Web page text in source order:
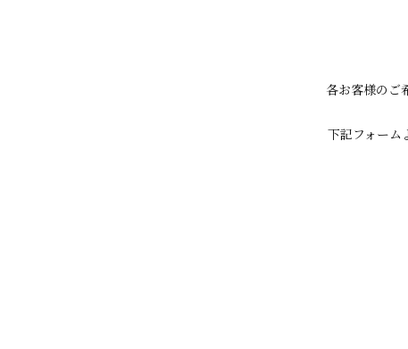
各お客様のご
下記フォーム